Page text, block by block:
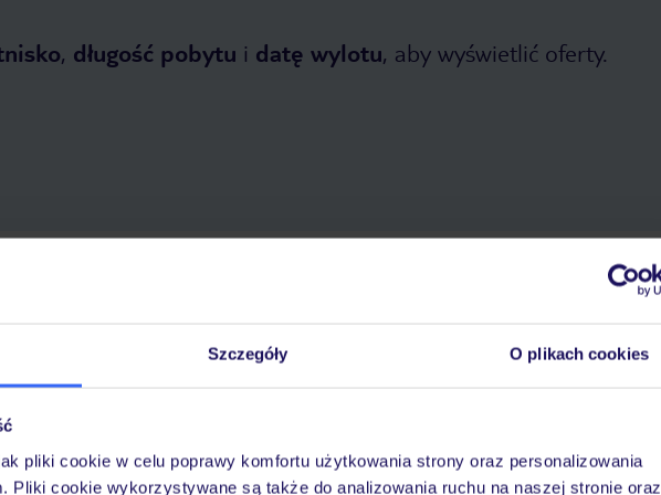
Szczegóły O plikach cookies
pliki cookie w celu poprawy komfortu użytkowania strony oraz personalizowania
Pliki cookie wykorzystywane są także do analizowania ruchu na naszej stronie oraz
, długość pobytu i datę wylotu, aby wyświetlić oferty.
Dlaczego warto wybrać TUI?
wakacjach 24/7
krajach